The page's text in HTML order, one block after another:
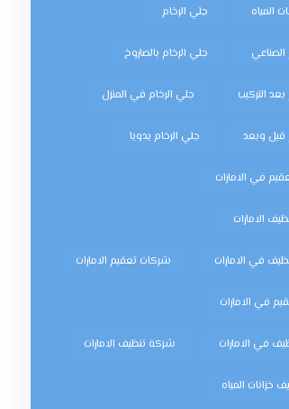
المياه جلي الرخام
الصناعي جلي الرخام بالصاروخ
التركيب جلي الرخام في المنزل
قبل وبعد جلي الرخام يدويا
في الامارات
الامارات
في الامارات شركات تعقيم الامارات
في الامارات
في الامارات شركة تنظيف الامارات
خزانات المياه